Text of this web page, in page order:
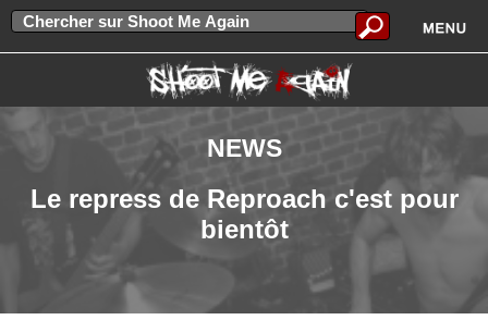
NEWS
Le repress de Reproach c'est pour
bientôt